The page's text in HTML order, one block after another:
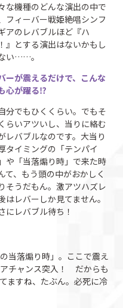
な機種のどんな演出の中で
フィーバー戦姫絶唱シンフ
アのレバブルほど『ハ
』とする演出はないかもし
い……。
ーが震えるだけで、こんな
心が躍る⁉︎
分でもひくくらい。でもそ
らいアツいし、当りに絡む
レバブルなのです。大当り
タイミングの「テンパイ
や「当落煽り時」で来た時
て、もう頭の中がおかしく
そうだもん。激アツハズレ
はレバーしか見てません。
にレバブル待ち！
当落煽り時」。ここで震え
チャンス突入！ だからも
ますね、たぶん。必死に冷